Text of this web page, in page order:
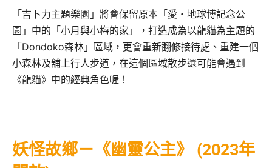
「吉卜力主題樂園」將會保留原本「愛・地球博記念公
園」中的「小月與小梅的家」，打造成為以龍貓為主題的
「Dondoko森林」區域，更會重新翻修接待處、重建一個
小森林及舖上行人步道，在這個區域散步還可能會遇到
《龍貓》中的經典角色喔！
妖怪故鄉－《幽靈公主》 (2023年